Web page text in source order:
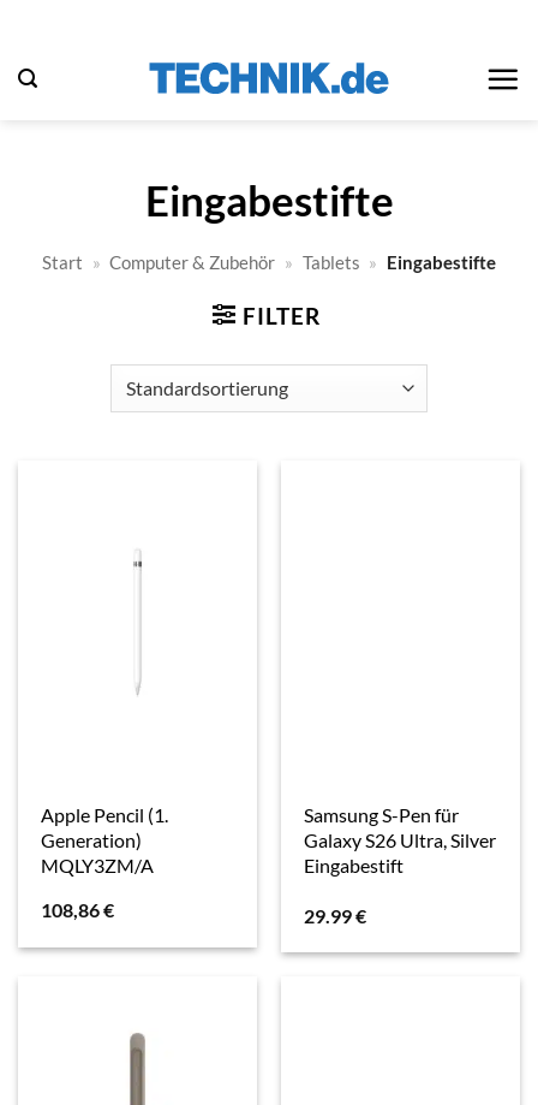
springen
Eingabestifte
Start » Computer & Zubehör » Tablets » Eingabestifte
FILTER
Apple Pencil (1.
Generation)
MQLY3ZM/A
108,86€
Samsung S-Pen für
Galaxy S26 Ultra, Silver
Eingabestift
29.99€